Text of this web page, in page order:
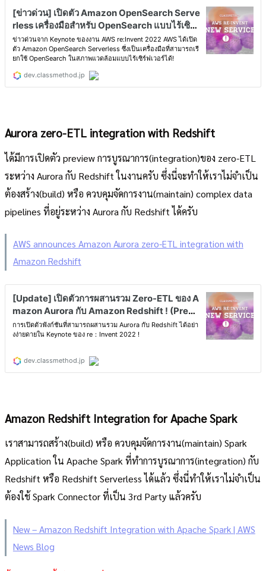
Aurora zero-ETL integration with Redshift
ได้มีการเปิดตัว preview การบูรณาการ(integration)ของ zero-ETL
ระหว่าง Aurora กับ Redshift ในงานครับ ซึ่งนี่จะทำให้เราไม่จำเป็น
ต้องสร้าง(build) หรือ ควบคุมจัดการงาน(maintain) complex data
pipelines ที่อยู่ระหว่าง Aurora กับ Redshift ได้ครับ
AWS announces Amazon Aurora zero-ETL integration with
Amazon Redshift
Amazon Redshift Integration for Apache Spark
เราสามารถสร้าง(build) หรือ ควบคุมจัดการงาน(maintain) Spark
Application ใน Apache Spark ที่ทำการบูรณาการ(integration) กับ
Redshift หรือ Redshift Serverless ได้แล้ว ซึ่งนี่ทำให้เราไม่จำเป็น
ต้องใช้ Spark Connector ที่เป็น 3rd Party แล้วครับ
New – Amazon Redshift Integration with Apache Spark | AWS
News Blog